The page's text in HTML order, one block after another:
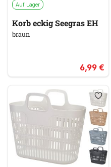
Auf Lager
Korb eckig Seegras EH
braun
6,99 €